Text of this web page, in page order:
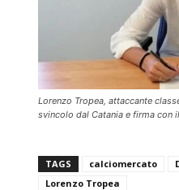
Lorenzo Tropea, attaccante
svincolo dal Catania e firma con
TAGS calciomercato
Lorenzo Tropea